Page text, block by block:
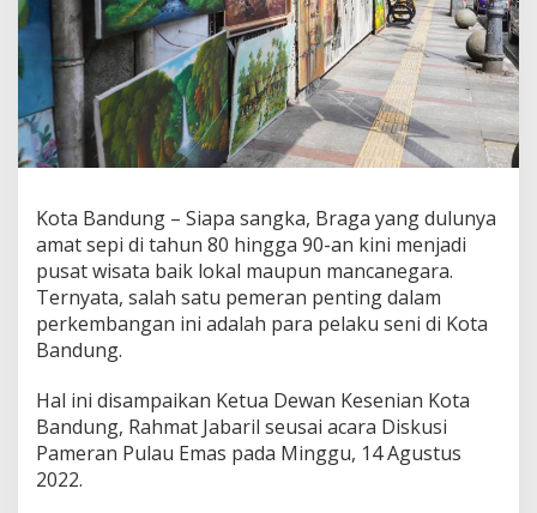
e
n
i
a
n
d
i
K
a
B
a
n
d
u
Kota Bandung – Siapa sangka, Braga yang dulunya
amat sepi di tahun 80 hingga 90-an kini menjadi
pusat wisata baik lokal maupun mancanegara.
Ternyata, salah satu pemeran penting dalam
perkembangan ini adalah para pelaku seni di Kota
Bandung.
Hal ini disampaikan Ketua Dewan Kesenian Kota
Bandung, Rahmat Jabaril seusai acara Diskusi
Pameran Pulau Emas pada Minggu, 14 Agustus
2022.